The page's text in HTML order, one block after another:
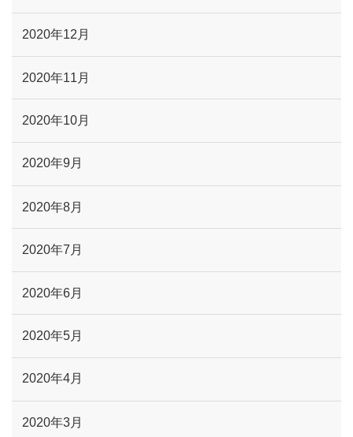
2020年12月
2020年11月
2020年10月
2020年9月
2020年8月
2020年7月
2020年6月
2020年5月
2020年4月
2020年3月